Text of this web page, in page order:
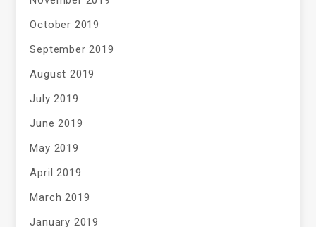
October 2019
September 2019
August 2019
July 2019
June 2019
May 2019
April 2019
March 2019
January 2019